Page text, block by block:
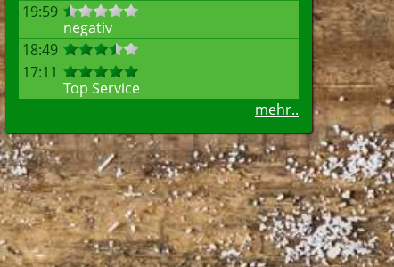
19:59
negativ
18:49
17:11
Top Service
mehr..